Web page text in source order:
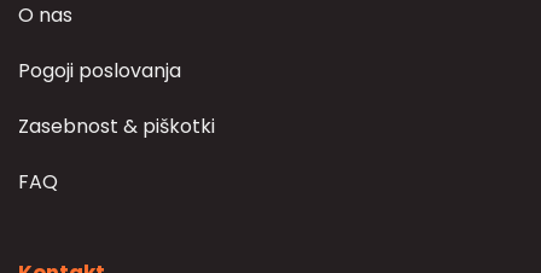
O nas
Pogoji poslovanja
Zasebnost & piškotki
FAQ